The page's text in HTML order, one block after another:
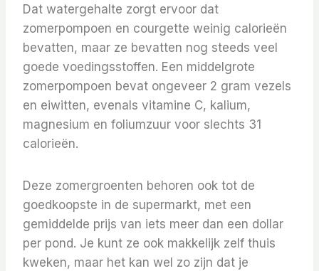
Dat watergehalte zorgt ervoor dat
zomerpompoen en courgette weinig calorieën
bevatten, maar ze bevatten nog steeds veel
goede voedingsstoffen. Een middelgrote
zomerpompoen bevat ongeveer 2 gram vezels
en eiwitten, evenals vitamine C, kalium,
magnesium en foliumzuur voor slechts 31
calorieën.
Deze zomergroenten behoren ook tot de
goedkoopste in de supermarkt, met een
gemiddelde prijs van iets meer dan een dollar
per pond. Je kunt ze ook makkelijk zelf thuis
kweken, maar het kan wel zo zijn dat je